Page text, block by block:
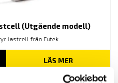
(Utgående modell)
lastcell från Futek
KR
LÄS MER